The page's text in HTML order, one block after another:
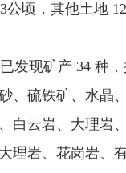
顷，其他土地
发现矿产 34 种
、硫铁矿、水晶
白云岩、大理岩
理岩、花岗岩、